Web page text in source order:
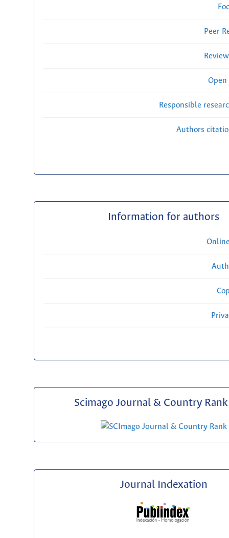
Peer
Open
Responsible
Authors
Information for authors
Scimago Journal & Country Rank
Journal Indexation